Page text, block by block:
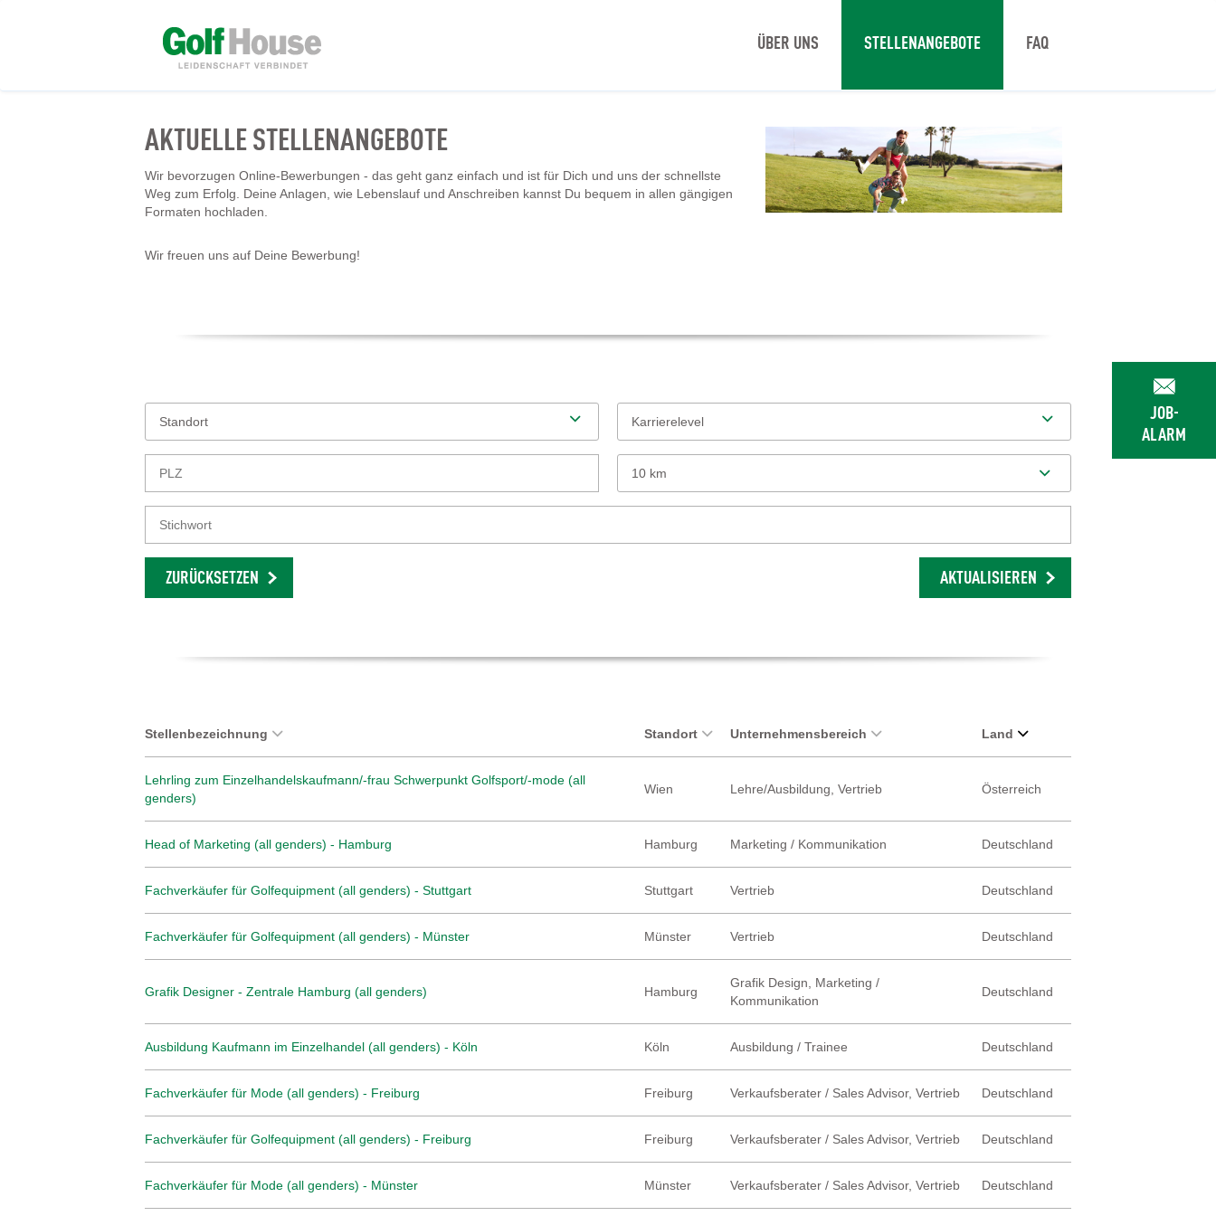
ÜBER UNS STELLENANGEBOTE FAQ
AKTUELLE STELLENANGEBOTE
Wir bevorzugen Online-Bewerbungen - das geht ganz einfach und ist für Dich und uns der schnellste
Weg zum Erfolg. Deine Anlagen, wie Lebenslauf und Anschreiben kannst Du bequem in allen gängigen
Formaten hochladen.
Wir freuen uns auf Deine Bewerbung!
Standort Karrierelevel
10 km
ZURÜCKSETZEN AKTUALISIEREN
Stellenbezeichnung Standort Unternehmensbereich Land
Lehrling zum Einzelhandelskaufmann/-frau Schwerpunkt Golfsport/-mode (all
genders)
Wien Lehre/Ausbildung, Vertrieb Österreich
Head of Marketing (all genders) - Hamburg Hamburg Marketing / Kommunikation Deutschland
Fachverkäufer für Golfequipment (all genders) - Stuttgart Stuttgart Vertrieb Deutschland
Fachverkäufer für Golfequipment (all genders) - Münster Münster Vertrieb Deutschland
Grafik Designer - Zentrale Hamburg (all genders) Hamburg
Grafik Design, Marketing /
Kommunikation
Deutschland
Ausbildung Kaufmann im Einzelhandel (all genders) - Köln Köln Ausbildung / Trainee Deutschland
Fachverkäufer für Mode (all genders) - Freiburg Freiburg Verkaufsberater / Sales Advisor, Vertrieb Deutschland
Fachverkäufer für Golfequipment (all genders) - Freiburg Freiburg Verkaufsberater / Sales Advisor, Vertrieb Deutschland
Fachverkäufer für Mode (all genders) - Münster Münster Verkaufsberater / Sales Advisor, Vertrieb Deutschland
JOB-
ALARM